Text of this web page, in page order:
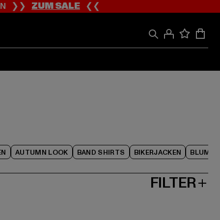
❯❯ZUM SALE❮❮
AUTUMN LOOK BAND SHIRTS BIKERJACKEN
FILTER